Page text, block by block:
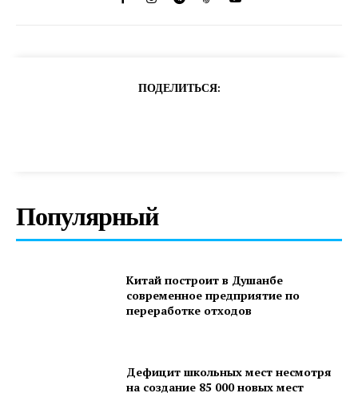
ПОДЕЛИТЬСЯ:
Популярный
Китай построит в Душанбе
современное предприятие по
переработке отходов
Дефицит школьных мест несмотря
на создание 85 000 новых мест